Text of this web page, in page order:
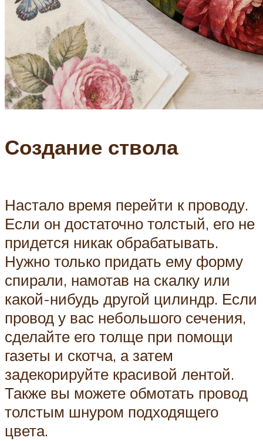
Создание ствола
Настало время перейти к проводу.
Если он достаточно толстый, его не
придется никак обрабатывать.
Нужно только придать ему форму
спирали, намотав на скалку или
какой-нибудь другой цилиндр. Если
провод у вас небольшого сечения,
сделайте его толще при помощи
газеты и скотча, а затем
задекорируйте красивой лентой.
Также вы можете обмотать провод
толстым шнуром подходящего
цвета.